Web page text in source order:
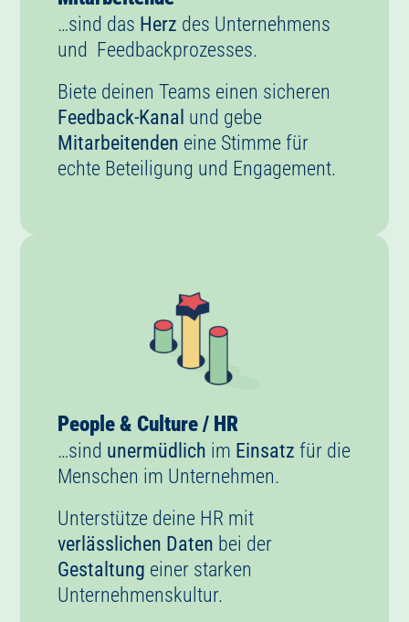
und Feedbackprozesses.
Biete deinen Teams einen sicheren
Feedback-Kanalund gebe
Mitarbeitendeneine Stimme für
echte Beteiligung und Engagement.
People & Culture / HR
…sindunermüdlichimEinsatz
Menschen im Unternehmen.
Unterstütze deine HR mit
verlässlichen Datenbei der
Gestaltungeiner starken
Unternehmenskultur.